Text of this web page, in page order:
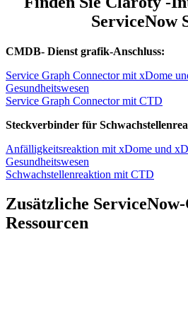
ServiceNow
CMDB- Dienst grafik-Anschluss:
Service Graph Connector mit xDome
Gesundheitswesen
Service Graph Connector mit CTD
Steckverbinder für
Anfälligkeitsreaktion mit xDome und
Gesundheitswesen
Schwachstellenreaktion mit CTD
Zusätzliche
Ressourcen